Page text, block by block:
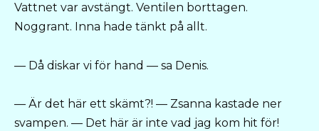
Vattnet var avstängt. Ventilen borttagen.
Noggrant. Inna hade tänkt på allt.
— Då diskar vi för hand — sa Denis.
— Är det här ett skämt?! — Zsanna kastade ner
svampen. — Det här är inte vad jag kom hit för!